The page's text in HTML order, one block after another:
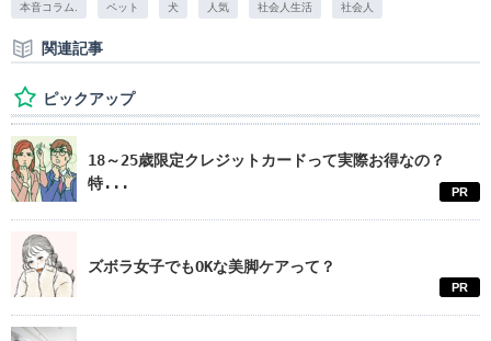
本音コラム. ペット 犬 人気 社会人生活 社会人
関連記事
ピックアップ
18～25歳限定クレジットカードって実際お得なの？
特...
PR
ズボラ女子でもOKな美脚ケアって？
PR